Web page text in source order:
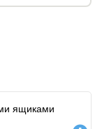
ящиками